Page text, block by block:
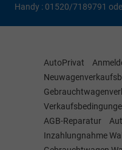
Handy : 01520/7189791
AutoPrivat
AGB-Reparatur
Inzahlungnahme